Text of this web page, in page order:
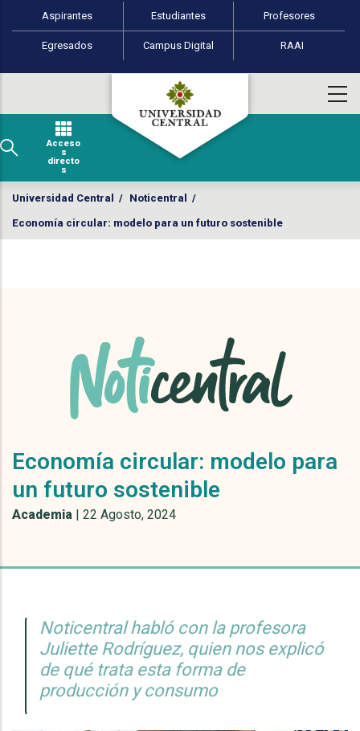
Pasar al contenido principal
Perfiles de usuario
Aspirantes Estudiantes Profesores
Egresados Campus Digital RAAI
Acceso
s
directo
s
Universidad Central / Noticentral /
Economía circular: modelo para un futuro sostenible
Economía circular: modelo para
un futuro sostenible
Academia | 22 Agosto, 2024
Noticentral habló con la profesora
Juliette Rodríguez, quien nos explicó
de qué trata esta forma de
producción y consumo